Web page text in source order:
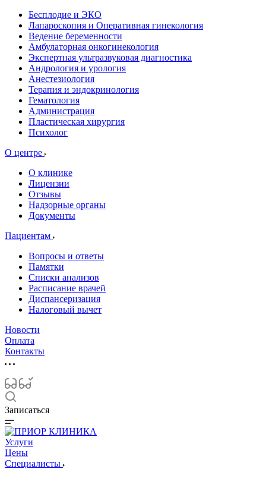
Бесплодие и ЭКО
Лапароскопия и Оперативная гинекология
Ведение беременности
Амбулаторная онкогинекология
Экспертная ультразвуковая диагностика
Андрология и урология
Анестезиология
Терапия и эндокринология
Гематология
Администрация
Пластическая хирургия
Психолог
О центре
О клинике
Лицензии
Отзывы
Надзорные органы
Документы
Пациентам
Вопросы и ответы
Памятки
Списки анализов
Расписание врачей
Диспансеризация
Налоговый вычет
Новости
Оплата
Контакты
Записаться
Услуги
Цены
Специалисты